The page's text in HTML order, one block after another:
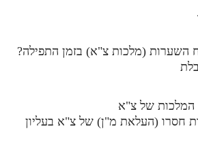
השערות (מלכות צ"א) בזמן התפילה?
של צ"א
חסרו (העלאת מ"ן) של צ"א בעליון